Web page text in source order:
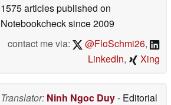
1575 articles published on
Notebookchecksince 2009
contact me via:
@FloSchmi26,
LinkedIn, Xing
Translator: Ninh Ngoc Duy- Editorial